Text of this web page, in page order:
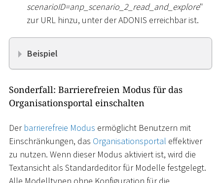
scenarioID=anp_scenario_2_ read_and_explore"
zur URL hinzu, unter der ADONIS erreichbar ist.
Beispiel
Sonderfall: Barrierefreien Modus für das
Organisationsportal einschalten
Der barrierefreie Modus ermöglicht Benutzern mit
Einschränkungen, das Organisationsportal effektiver
zu nutzen. Wenn dieser Modus aktiviert ist, wird die
Textansicht als Standardeditor für Modelle festgelegt.